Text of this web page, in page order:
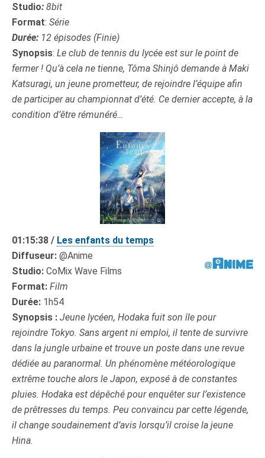
Studio: 8bit
Format: Série
Durée: 12 épisodes (Finie)
Synopsis: Le club de tennis du lycée est sur le point de
fermer ! Qu’à cela ne tienne, Tôma Shinjô demande à Maki
Katsuragi, un jeune prometteur, de rejoindre l’équipe afin
de participer au championnat d’été. Ce dernier accepte, à la
condition d’être rémunéré…
01:15:38 / Les enfants du temps
Diffuseur: @Anime
Studio: CoMix Wave Films
Format: Film
Durée: 1h54
Synopsis : Jeune lycéen, Hodaka fuit son île pour
rejoindre Tokyo. Sans argent ni emploi, il tente de survivre
dans la jungle urbaine et trouve un poste dans une revue
dédiée au paranormal. Un phénomène météorologique
extrême touche alors le Japon, exposé à de constantes
pluies. Hodaka est dépêché pour enquêter sur l’existence
de prêtresses du temps. Peu convaincu par cette légende,
il change soudainement d’avis lorsqu’il croise la jeune
Hina.